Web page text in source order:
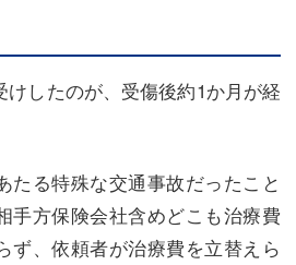
けしたのが、受傷後約1か月が経
たる特殊な交通事故だったこと
手方保険会社含めどこも治療費
ず、依頼者が治療費を立替えら